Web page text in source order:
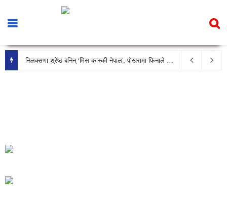
निलक्सणा श्रेष्ठ बनिन् ‘मिस कास्की नेपाल’, पोखरामा फिनाले भव्य रूपमा सम्पन्न